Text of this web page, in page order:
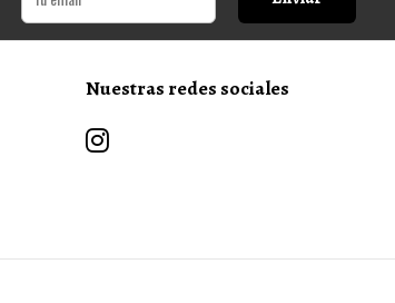
Nuestras redes sociales